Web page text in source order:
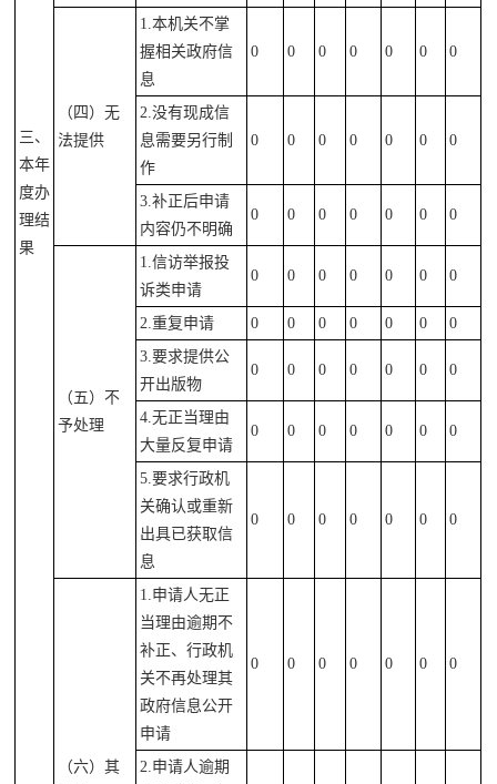
三、
本年
度办
理结
果
（四）无
法提供
1.本机关不掌
握相关政府信
息
0 0 0 0 0 0 0
2.没有现成信
息需要另行制
作
0 0 0 0 0 0 0
3.补正后申请
内容仍不明确
0 0 0 0 0 0 0
（五）不
予处理
1.信访举报投
诉类申请
0 0 0 0 0 0 0
2.重复申请 0 0 0 0 0 0
0
3.要求提供公
开出版物
0 0 0 0 0 0 0
4.无正当理由
大量反复申请
0 0 0 0 0 0 0
5.要求行政机
关确认或重新
出具已获取信
息
0 0 0 0 0 0 0
（六）其
1.申请人无正
当理由逾期不
补正、行政机
关不再处理其
政府信息公开
申请
0 0 0 0 0 0 0
2.申请人逾期